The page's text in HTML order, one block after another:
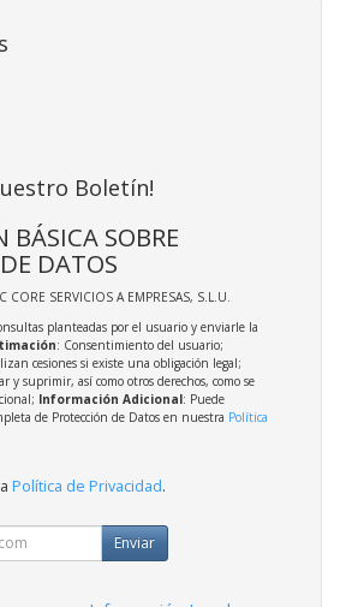
Boletín!
BÁSICA SOBRE
DATOS
CORE SERVICIOS A EMPRESAS, S.L.U.
planteadas por el usuario y enviarle la
: Consentimiento del usuario;
cesiones si existe una obligación legal;
y suprimir, así como otros derechos, como se
Información Adicional: Puede
de Protección de Datos en nuestra Política
Política de Privacidad.
Enviar